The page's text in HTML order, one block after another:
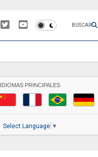
BUSCAR
IDIOMAS PRINCIPALES
Select Language ▼